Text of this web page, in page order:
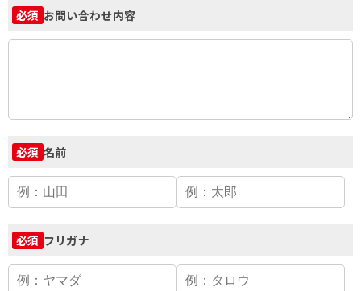
必須 お問い合わせ内容
必須 名前
必須 フリガナ